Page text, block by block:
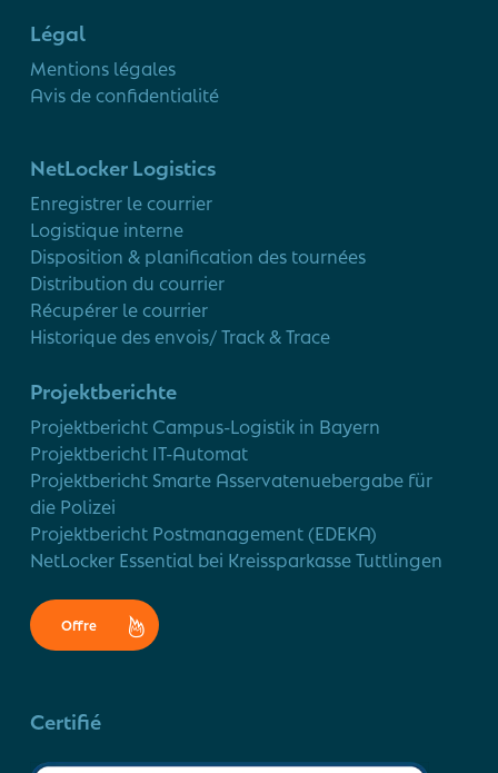
Légal
Mentions légales
Avis de confidentialité
NetLocker Logistics
Enregistrer le courrier
Logistique interne
Disposition & planification des tournées
Distribution du courrier
Récupérer le courrier
Historique des envois/ Track & Trace
Projektberichte
Projektbericht Campus-Logistik in Bayern
Projektbericht IT-Automat
Projektbericht Smarte Asservatenuebergabe für
die Polizei
Projektbericht Postmanagement (EDEKA)
NetLocker Essential bei Kreissparkasse Tuttlingen
Offre
Certifié